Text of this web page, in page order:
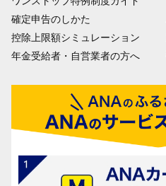
確定申告のしかた
控除上限額シミュレーション
年金受給者・自営業者の方へ